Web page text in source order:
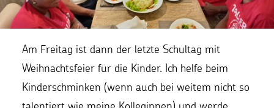
Am Freitag ist dann der letzte Schultag mit
Weihnachtsfeier für die Kinder. Ich helfe beim
Kinderschminken (wenn auch bei weitem nicht so